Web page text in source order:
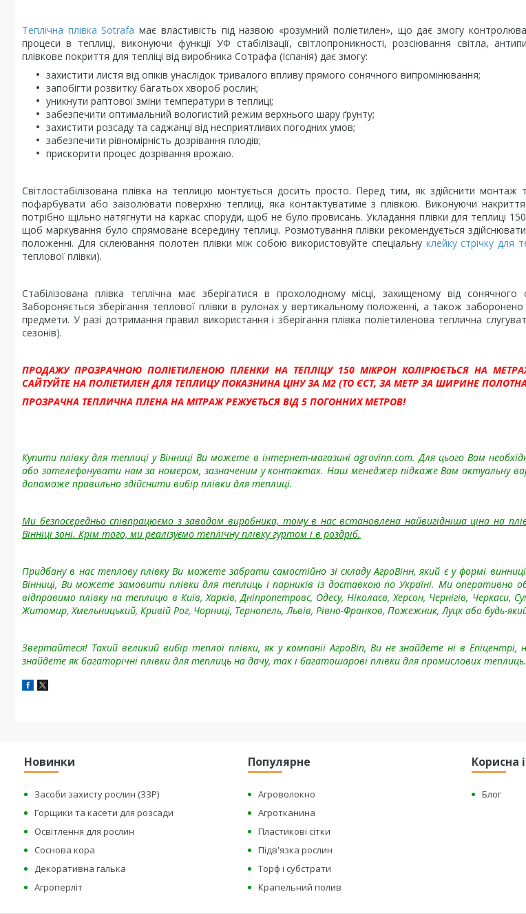
Теплічна плівка Sotrafa має властивість під назвою «розумний поліетилен», що дає змогу
процеси в теплиці, виконуючи функції УФ стабілізації, світлопроникності, розсіювання світла,
плівкове покриття для тепліці від виробника Сотрафа (Іспанія) дає змогу:
захистити листя від опіків унаслідок тривалого впливу прямого сонячного випромінювання;
запобігти розвитку багатьох хвороб рослин;
уникнути раптової зміни температури в теплиці;
забезпечити оптимальний вологистий режим верхнього шару ґрунту;
захистити розсаду та саджанці від несприятливих погодних умов;
забезпечити рівномірність дозрівання плодів;
прискорити процес дозрівання врожаю.
Світлостабілізована плівка на теплицю монтується досить просто. Перед тим, як здійснити монтаж
пофарбувати або заізолювати поверхню теплиці, яка контактуватиме з плівкою. Виконуючи
потрібно щільно натягнути на каркас споруди, щоб не було провисань. Укладання плівки для теплиці 150
щоб маркування було спрямоване всередину теплиці. Розмотування плівки рекомендується
положенні. Для склеювання полотен плівки між собою використовуйте спеціальну клейку стрічку для
теплової плівки).
Стабілізована плівка теплічна має зберігатися в прохолодному місці, захищеному від
Забороняється зберігання теплової плівки в рулонах у вертикальному положенні, а також заборонено
предмети. У разі дотримання правил використання і зберігання плівка поліетиленова теплична
сезонів).
ПРОДАЖУ ПРОЗРАЧНОЮ ПОЛІЕТИЛЕНОЮ ПЛЕНКИ НА ТЕПЛІЦУ 150 МІКРОН КОЛІРЮЄТЬСЯ НА
САЙТУЙТЕ НА ПОЛІЕТИЛЕН ДЛЯ ТЕПЛИЦУ ПОКАЗНИНА ЦІНУ ЗА М2 (ТО ЄСТ, ЗА МЕТР ЗА ШИРИНЕ
ПРОЗРАЧНА ТЕПЛИЧНА ПЛЕНА НА МІТРАЖ РЕЖУЄТЬСЯ ВІД 5 ПОГОННИХ МЕТРОВ!
Купити плівку для теплиці у Вінниці Ви можете в інтернет-магазині agrovinn.com. Для цього Вам
або зателефонувати нам за номером, зазначеним у контактах. Наш менеджер підкаже Вам актуальну
допоможе правильно здійснити вибір плівки для теплиці.
Ми безпосередньо співпрацюємо з заводом виробника, тому в нас встановлена найвигідніша ціна на
Вінніці зоні. Крім того, ми реалізуємо теплічну плівку гуртом і в роздріб.
Придбану в нас теплову плівку Ви можете забрати самостійно зі складу АгроВінн, який є у формі
Вінниці, Ви можете замовити плівки для теплиць і парників із доставкою по Україні. Ми оперативно
відправимо плівку на теплицю в Київ, Харків, Дніпропетровс, Одесу, Ніколаєв, Херсон, Чернігів, Черкаси,
Житомир, Хмельницький, Кривій Рог, Чорниці, Тернопель, Львів, Рівно-Франков, Пожежник, Луцк або будь-
Звертайтеся! Такий великий вибір теплої плівки, як у компанії АгроВin, Ви не знайдете ні в
знайдете як багаторічні плівки для теплиць на дачу, так і багатошарові плівки для промислових теплиць.
Новинки
Засоби захисту рослин (ЗЗР)
Горщики та касети для розсади
Освітлення для рослин
Соснова кора
Декоративна галька
Агроперліт
Популярне
Агроволокно
Агротканина
Пластикові сітки
Підв'язка рослин
Торф і субстрати
Крапельний полив
Корисна
Блог